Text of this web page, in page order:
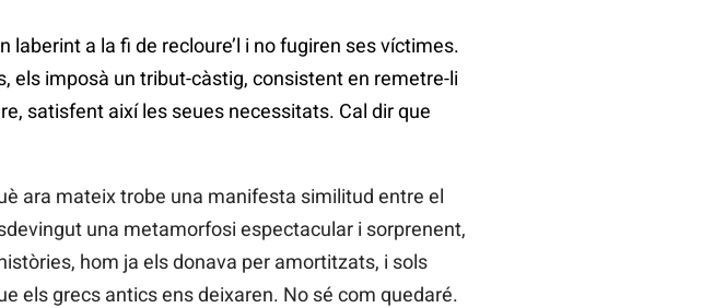
a la fi de recloure’l i no fugiren ses víctimes.
els imposà un tribut-càstig, consistent en remetre-li
satisfent així les seues necessitats. Cal dir que
ara mateix trobe una manifesta similitud entre el
una metamorfosi espectacular i sorprenent,
hom ja els donava per amortitzats, i sols
els grecs antics ens deixaren. No sé com quedaré.